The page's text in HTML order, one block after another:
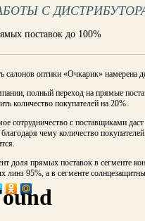
С
поставок до 100%
салонов оптики «Очкарик» намерена
полный переход на прямые
количество покупателей на 20%.
сотрудничество с поставщиками
чему количество
доля прямых поставок в сегменте
линз 95%, а в сегменте